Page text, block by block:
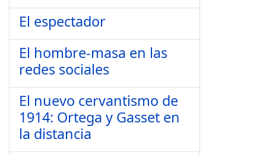
El espectador
El hombre-masa en las
redes sociales
El nuevo cervantismo de
1914: Ortega y Gasset en
la distancia